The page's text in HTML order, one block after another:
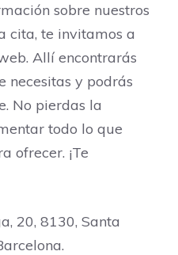
sobre nuestros
cita, te invitamos a
Allí encontrarás
necesitas y podrás
No pierdas la
todo lo que
ofrecer. ¡Te
20, 8130, Santa